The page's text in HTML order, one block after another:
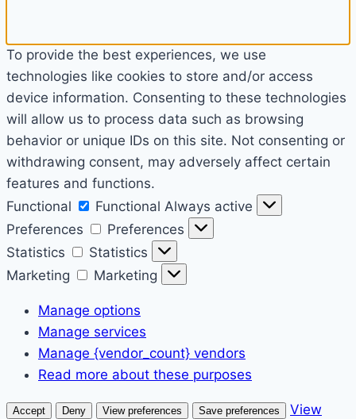
To provide the best experiences, we use
technologies like cookies to store and/or access
device information. Consenting to these technologies
will allow us to process data such as browsing
behavior or unique IDs on this site. Not consenting or
withdrawing consent, may adversely affect certain
features and functions.
Functional
Functional Always active
Preferences
Preferences
Statistics
Statistics
Marketing
Marketing
Manage options
Manage services
Manage {vendor_count} vendors
Read more about these purposes
Accept Deny View preferences Save preferences
View